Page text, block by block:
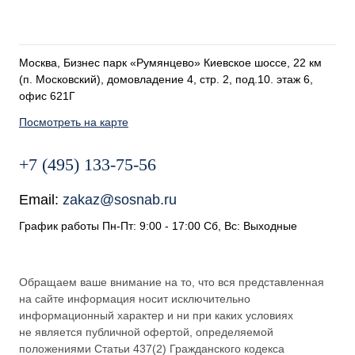
Москва, Бизнес парк «Румянцево» Киевское шоссе, 22 км
(п. Московский), домовладение 4, стр. 2, под.10. этаж 6,
офис 621Г
Посмотреть на карте
+7 (495) 133-75-56
Email: zakaz@sosnab.ru
График работы Пн-Пт: 9:00 - 17:00 Сб, Вс: Выходные
Обращаем ваше внимание на то, что вся представленная
на сайте информация носит исключительно
информационный характер и ни при каких условиях
не является публичной офертой, определяемой
положениями Статьи 437(2) Гражданского кодекса